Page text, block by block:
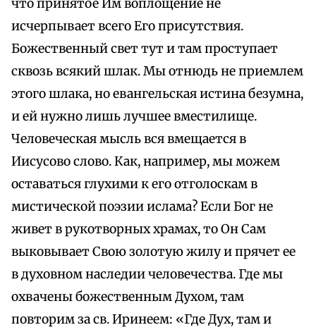
что принятое Им воплощение не
исчерпывает всего Его присутствия.
Божественный свет тут и там проступает
сквозь всякий шлак. Мы отнюдь не приемлем
этого шлака, но евангельская истина безумна,
и ей нужно лишь лучшее вместилище.
Человеческая мысль вся вмещается в
Иисусово слово. Как, например, мы можем
оставаться глухими к его отголоскам в
мистической поэзии ислама? Если Бог не
живет в рукотворных храмах, то Он Сам
выковывает Свою золотую жилу и прячет ее
в духовном наследии человечества. Где мы
охвачены божественным Духом, там
повторим за св. Иринеем: «Где Дух, там и